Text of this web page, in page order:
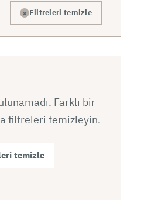
× Filtreleri temizle
Farklı bir
filtreleri temizleyin.
temizle